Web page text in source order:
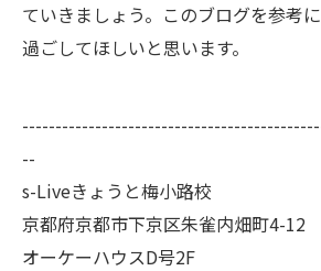
ていきましょう。このブログを参考
過ごしてほしいと思います。
--
s-Liveきょうと梅小路校
京都府京都市下京区朱雀内畑町4-12
オーケーハウスD号2F